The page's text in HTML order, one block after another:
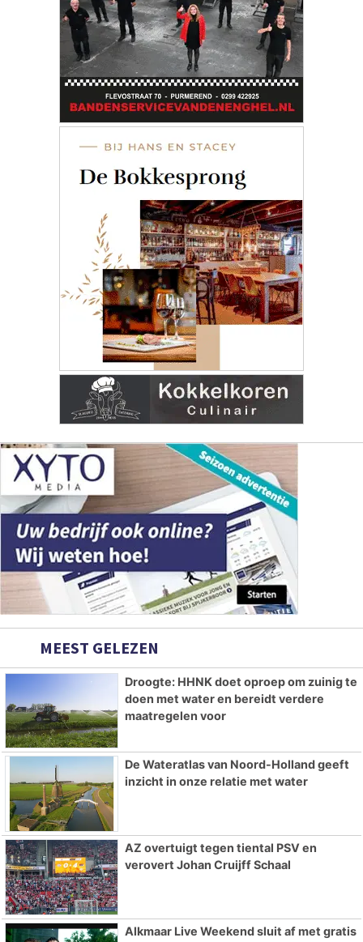
MEEST GELEZEN
Droogte: HHNK doet oproep om zuinig te
doen met water en bereidt verdere
maatregelen voor
De Wateratlas van Noord-Holland geeft
inzicht in onze relatie met water
AZ overtuigt tegen tiental PSV en
verovert Johan Cruijff Schaal
Alkmaar Live Weekend sluit af met gratis